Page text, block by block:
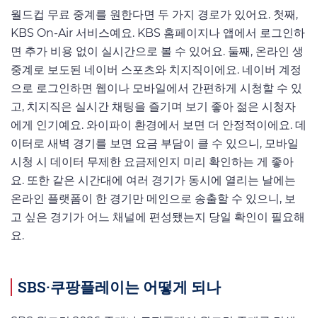
월드컵 무료 중계를 원한다면 두 가지 경로가 있어요. 첫째,
KBS On-Air 서비스예요. KBS 홈페이지나 앱에서 로그인하
면 추가 비용 없이 실시간으로 볼 수 있어요. 둘째, 온라인 생
중계로 보도된 네이버 스포츠와 치지직이에요. 네이버 계정
으로 로그인하면 웹이나 모바일에서 간편하게 시청할 수 있
고, 치지직은 실시간 채팅을 즐기며 보기 좋아 젊은 시청자
에게 인기예요. 와이파이 환경에서 보면 더 안정적이에요. 데
이터로 새벽 경기를 보면 요금 부담이 클 수 있으니, 모바일
시청 시 데이터 무제한 요금제인지 미리 확인하는 게 좋아
요. 또한 같은 시간대에 여러 경기가 동시에 열리는 날에는
온라인 플랫폼이 한 경기만 메인으로 송출할 수 있으니, 보
고 싶은 경기가 어느 채널에 편성됐는지 당일 확인이 필요해
요.
SBS·쿠팡플레이는 어떻게 되나